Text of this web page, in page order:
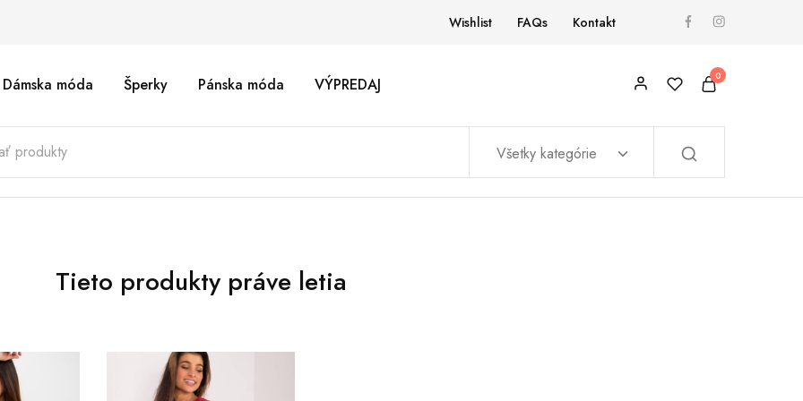
Wishlist FAQs Kontakt
Dámska móda Šperky Pánska móda VÝPREDAJ 0
Všetky kategórie
Tieto produkty práve letia